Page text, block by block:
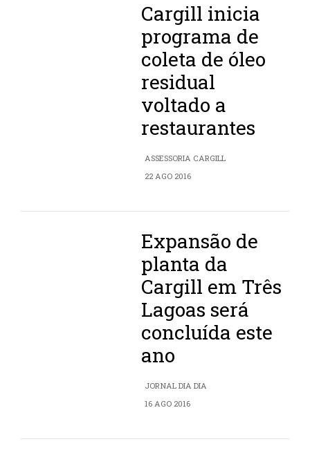
Cargill inicia
programa de
coleta de óleo
residual
voltado a
restaurantes
ASSESSORIA CARGILL
22 AGO 2016
Expansão de
planta da
Cargill em Três
Lagoas será
concluída este
ano
JORNAL DIA DIA
16 AGO 2016